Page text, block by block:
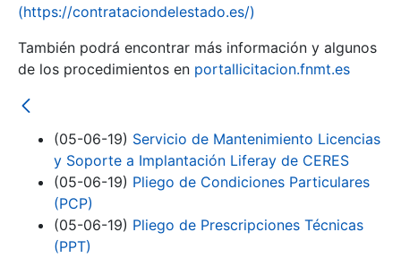
(https://contrataciondelestado.es/)
También podrá encontrar más información y algunos
de los procedimientos en portallicitacion.fnmt.es
(05-06-19) Servicio de Mantenimiento Licencias
y Soporte a Implantación Liferay de CERES
(05-06-19) Pliego de Condiciones Particulares
(PCP)
(05-06-19) Pliego de Prescripciones Técnicas
(PPT)